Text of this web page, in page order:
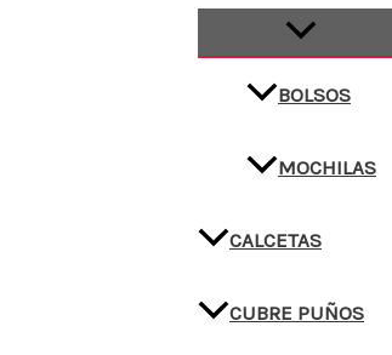
BOLSOS
MOCHILAS
CALCETAS
CUBRE PUÑOS